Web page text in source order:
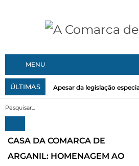
MENU
ÚLTIMAS Apesar da legislação
CASA DA COMARCA DE
ARGANIL: HOMENAGEM AO